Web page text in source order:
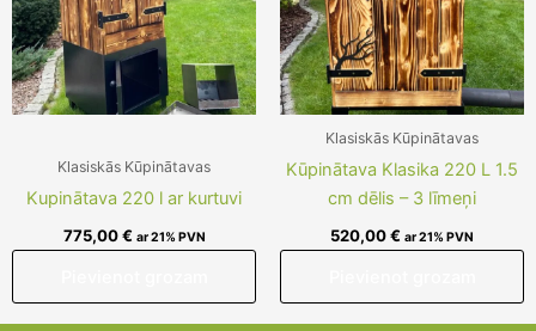
Klasiskās Kūpinātavas
Kupinātava 220 l ar kurtuvi
775,00€ ar 21% PVN
Klasiskās Kūpinātavas
Kūpinātava Klasika 220 L 1.5
cm dēlis – 3 līmeņi
520,00€ ar 21% PVN